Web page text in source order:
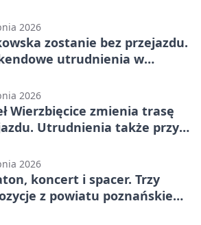
2026
zostanie bez przejazdu.
utrudnienia w
2026
Wierzbięcice zmienia trasę
Utrudnienia także przy
2026
koncert i spacer. Trzy
z powiatu poznańskiego